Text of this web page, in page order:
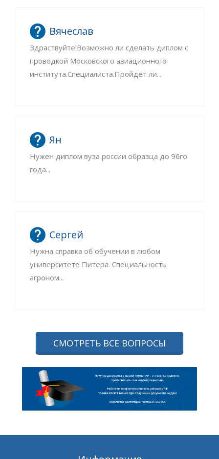
Вячеслав
Здраствуйте!Возможно ли сделать диплом с
проводкой Московского авиационного
института.Специалиста.Пройдёт ли...
Ян
Нужен диплом вуза россии образца до 96го
года...
Сергей
Нужна справка об обучении в любом
университете Питера. Специальность
агроном...
СМОТРЕТЬ ВСЕ ВОПРОСЫ